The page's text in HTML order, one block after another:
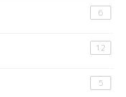
6
12
5